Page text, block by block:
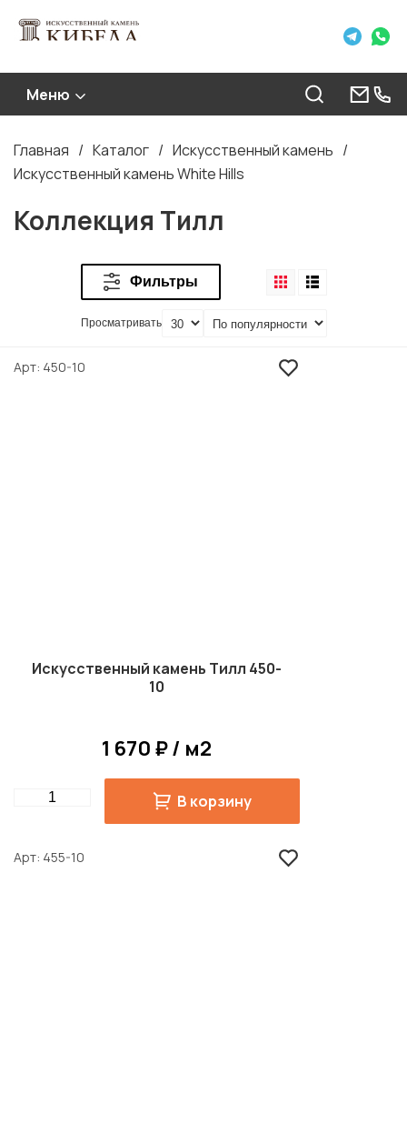
Меню
Строка
навигации
Главная Каталог
Искусственный камень
Искусственный камень White Hills
Коллекция Тилл
Фильтры
Просматривать
Арт 450-10
Искусственный камень Тилл 450-
10
1 670 ₽ / м2
Quantity В корзину
Арт 455-10